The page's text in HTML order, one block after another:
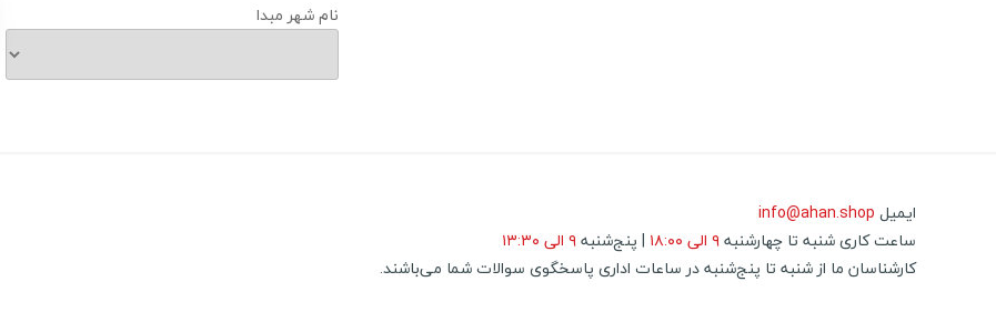
نام شهر مبدا
ایمیل info@ahan.shop
ساعت کاری ﺷﻨﺒﻪ تا ﭼﻬﺎرﺷﻨﺒﻪ۹ اﻟﯽ ۱۸:۰۰ | ﭘﻨﺞ‌ﺷﻨﺒﻪ۹ الی ۱۳:۳۰
ﮐﺎرﺷﻨﺎﺳﺎن ما از ﺷﻨﺒﻪ ﺗﺎ ﭘﻨﺞ‌ﺷﻨﺒﻪ در ﺳﺎﻋﺎت اداری ﭘﺎﺳﺨﮕﻮی ﺳﻮاﻟﺎت ﺷﻤﺎ ﻣﯽ‌ﺑﺎﺷﻨﺪ.